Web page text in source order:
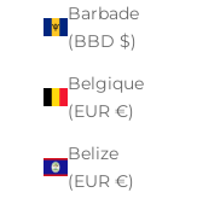
Barbade
(BBD $)
Belgique
(EUR €)
Belize
(EUR €)